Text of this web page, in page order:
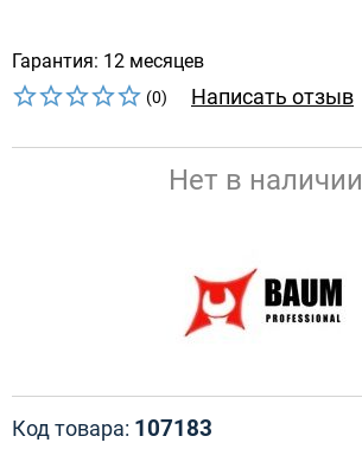
Гарантия: 12 месяцев
(0) Написать отзыв
Нет в наличии
Код товара: 107183